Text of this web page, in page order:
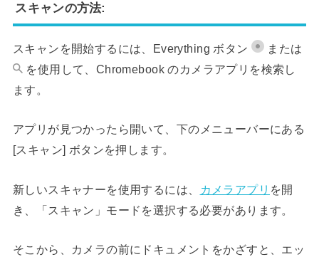
スキャンの方法:
スキャンを開始するには、Everything ボタン
または
を使用して、 Chromebookのカメラアプリを検索し
ます。
アプリが見つかったら開いて、 下のメニューバーにある
[スキャン] ボタンを押します。
新しいスキャナーを使用するには、 カメラアプリ を開
き、「スキャン」モードを選択する必要があります。
そこから、カメラの前にドキュメントをかざすと、エッ